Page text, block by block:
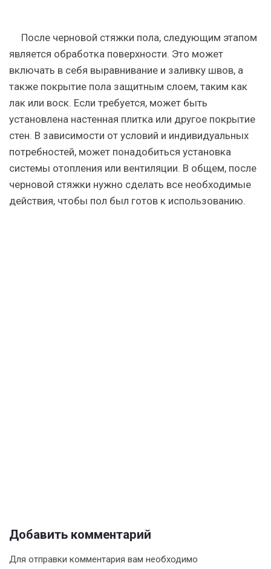
После черновой стяжки пола, следующим этапом
является обработка поверхности. Это может
включать в себя выравнивание и заливку швов, а
также покрытие пола защитным слоем, таким как
лак или воск. Если требуется, может быть
установлена настенная плитка или другое покрытие
стен. В зависимости от условий и индивидуальных
потребностей, может понадобиться установка
системы отопления или вентиляции. В общем, после
черновой стяжки нужно сделать все необходимые
действия, чтобы пол был готов к использованию.
Добавить комментарий
Для отправки комментария вам необходимо